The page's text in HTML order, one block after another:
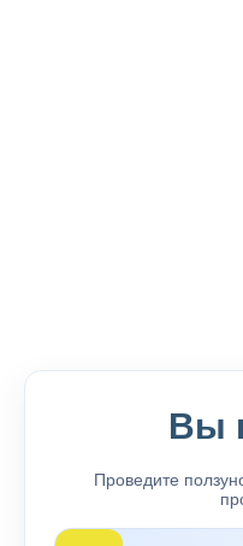
Вы
Проведите